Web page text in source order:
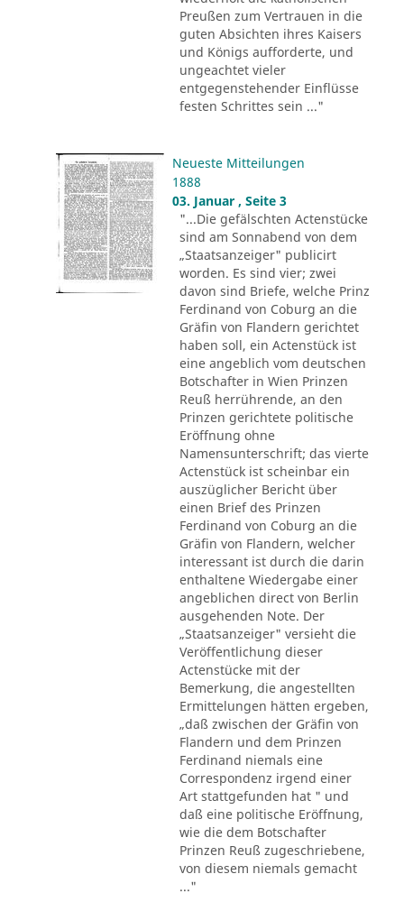
Preußen zum Vertrauen in die
guten Absichten ihres Kaisers
und Königs aufforderte, und
ungeachtet vieler
entgegenstehender Einflüsse
festen Schrittes sein ..."
Neueste Mitteilungen
1888
03. Januar , Seite 3
"...Die gefälschten Actenstücke
sind am Sonnabend von dem
„Staatsanzeiger" publicirt
worden. Es sind vier; zwei
davon sind Briefe, welche Prinz
Ferdinand von Coburg an die
Gräfin von Flandern gerichtet
haben soll, ein Actenstück ist
eine angeblich vom deutschen
Botschafter in Wien Prinzen
Reuß herrührende, an den
Prinzen gerichtete politische
Eröffnung ohne
Namensunterschrift; das vierte
Actenstück ist scheinbar ein
auszüglicher Bericht über
einen Brief des Prinzen
Ferdinand von Coburg an die
Gräfin von Flandern, welcher
interessant ist durch die darin
enthaltene Wiedergabe einer
angeblichen direct von Berlin
ausgehenden Note. Der
„Staatsanzeiger" versieht die
Veröffentlichung dieser
Actenstücke mit der
Bemerkung, die angestellten
Ermittelungen hätten ergeben,
„daß zwischen der Gräfin von
Flandern und dem Prinzen
Ferdinand niemals eine
Correspondenz irgend einer
Art stattgefunden hat " und
daß eine politische Eröffnung,
wie die dem Botschafter
Prinzen Reuß zugeschriebene,
von diesem niemals gemacht
..."